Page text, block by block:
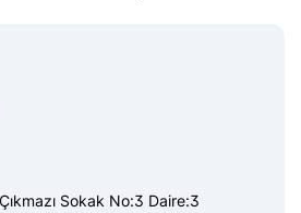
Sokak No:3 Daire:3